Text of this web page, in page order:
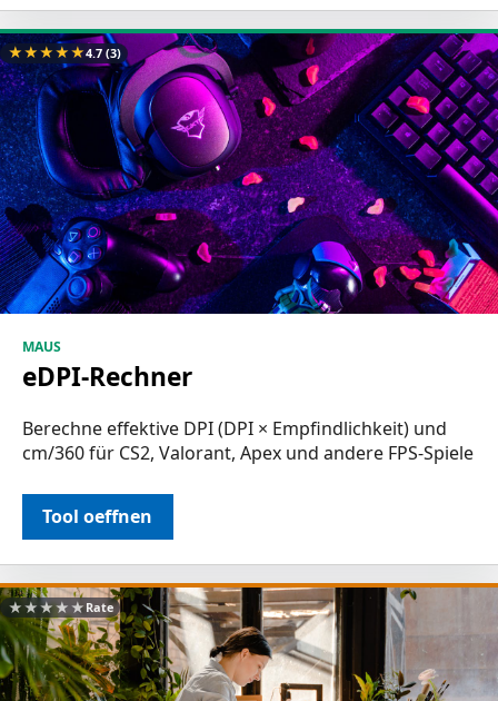
★★★★★4.7(3)
MAUS
eDPI-Rechner
Berechne effektive DPI (DPI × Empfindlichkeit) und
cm/360 für CS2, Valorant, Apex und andere FPS-Spiele
Tool oeffnen
★★★★★ Rate